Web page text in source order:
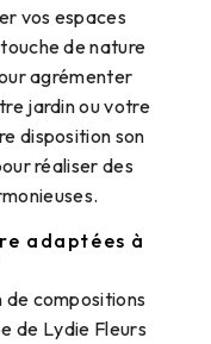
vos espaces
de nature
agrémenter
jardin ou votre
disposition son
réaliser des
adaptées à
de compositions
de Lydie Fleurs